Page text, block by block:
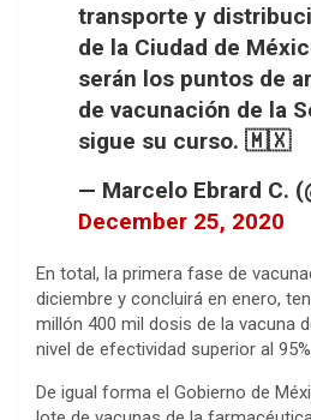
transporte y
de la Ciudad de
serán los puntos de
de vacunación de la
sigue su curso. 🇲🇽
— Marcelo Ebrard C.
December 25, 2020
En total, la primera fase de
diciembre y concluirá en enero,
millón 400 mil dosis de la vacuna
nivel de efectividad superior al
De igual forma el Gobierno de